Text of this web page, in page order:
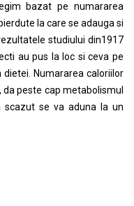
bazat pe numararea
la care se adauga si
studiului din1917
au pus la loc si ceva pe
Numararea caloriilor
peste cap metabolismul
se va aduna la un